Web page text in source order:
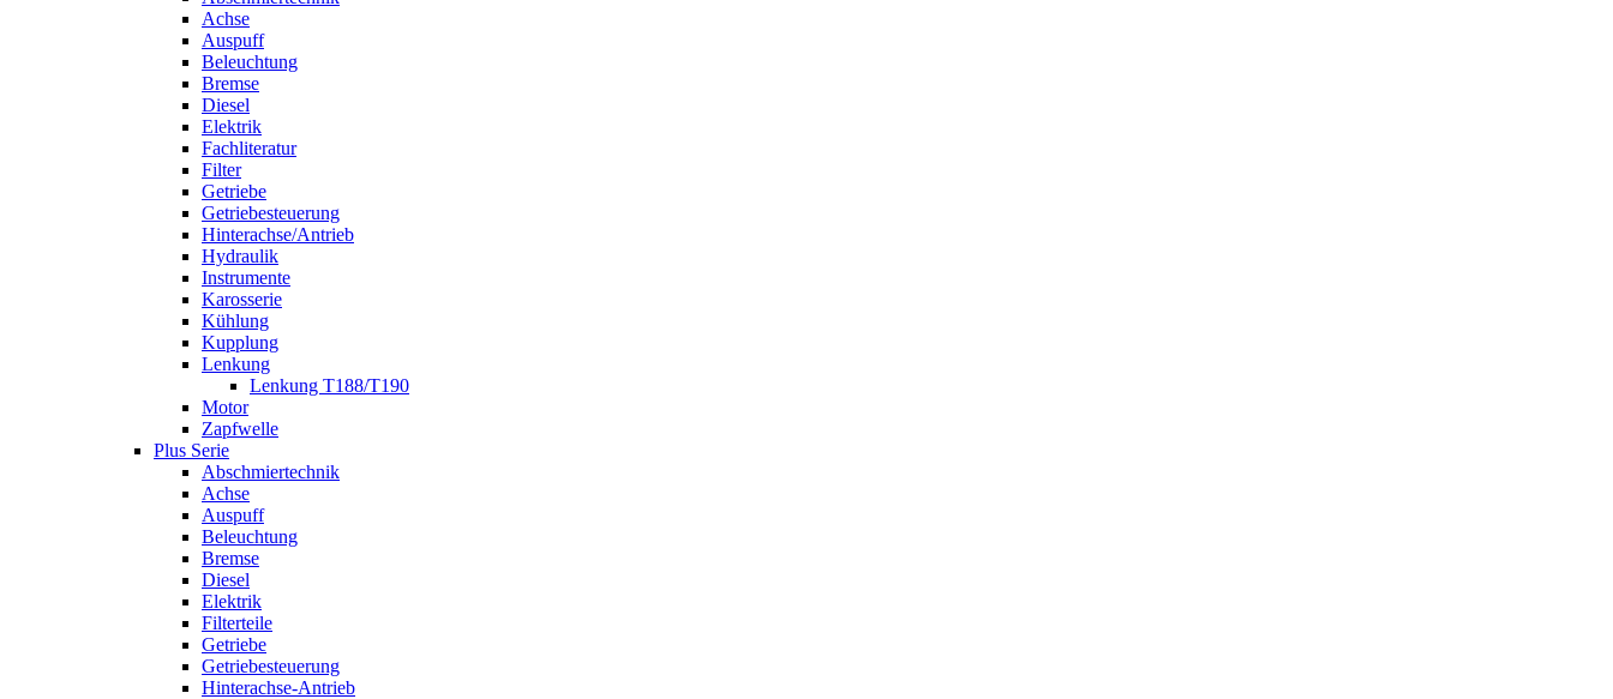
Achse
Auspuff
Beleuchtung
Bremse
Diesel
Elektrik
Fachliteratur
Filter
Getriebe
Getriebesteuerung
Hinterachse/Antrieb
Hydraulik
Instrumente
Karosserie
Kühlung
Kupplung
Lenkung
Lenkung T188/T190
Motor
Zapfwelle
Plus Serie
Abschmiertechnik
Achse
Auspuff
Beleuchtung
Bremse
Diesel
Elektrik
Filterteile
Getriebe
Getriebesteuerung
Hinterachse-Antrieb